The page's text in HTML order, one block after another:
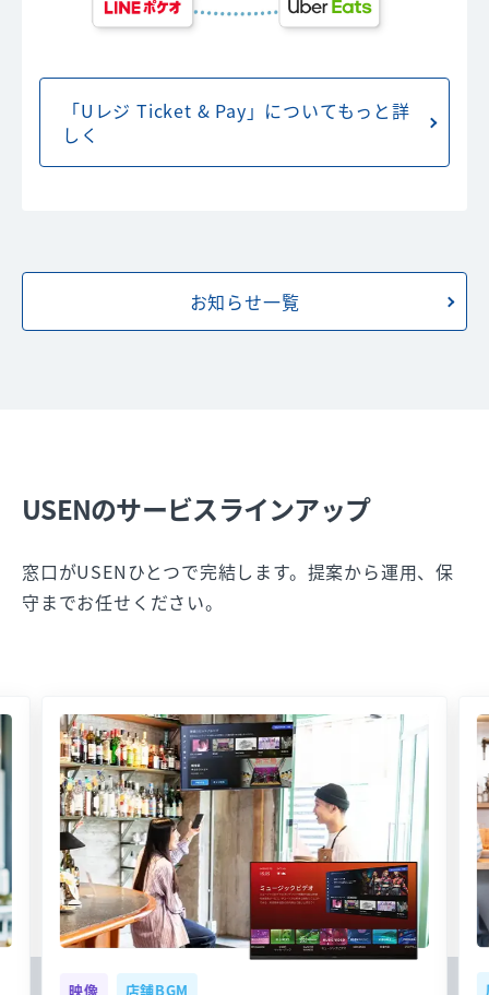
「Uレジ Ticket & Pay」についてもっと詳
しく
お知らせ一覧
USENのサービスラインアップ
窓口がUSENひとつで完結します。提案から運用、保
守までお任せください。
映像 店舗BGM